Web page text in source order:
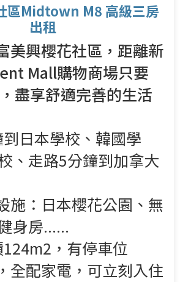
區Midtown M8 高級三房
出租
美興櫻花社區，距離新
Mall購物商場只要
盡享舒適完善的生活
日本學校、韓國學
、走路5分鐘到加拿大
施：日本櫻花公園、無
身房......
，有停車位
全配家電，可立刻入住